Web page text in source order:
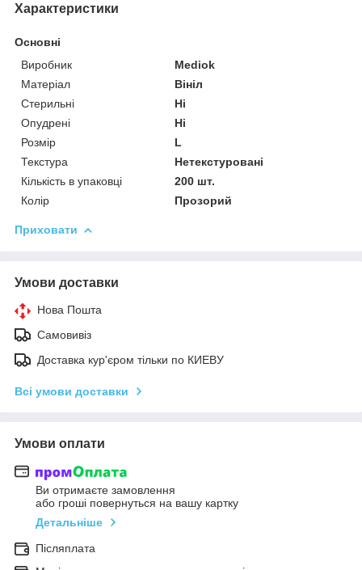
Характеристики
Основні
Виробник
Mediok
Матеріал
Вініл
Стерильні
Ні
Опудрені
Ні
Розмір
L
Текстура
Нетекстуровані
Кількість в упаковці
200 шт.
Колір
Прозорий
Приховати
Умови доставки
Нова Пошта
Самовивіз
Доставка кур'єром тільки по КИЕВУ
Всі умови доставки
Умови оплати
Ви отримаєте замовлення
або гроші повернуться на вашу картку
Детальніше
Післяплата